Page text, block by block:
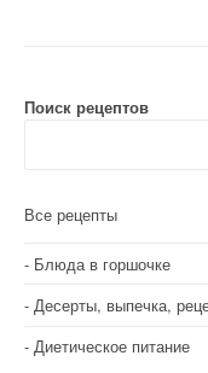
Поиск рецептов
Все рецепты
Блюда в горшочке
Десерты, выпечка,
Диетическое питание